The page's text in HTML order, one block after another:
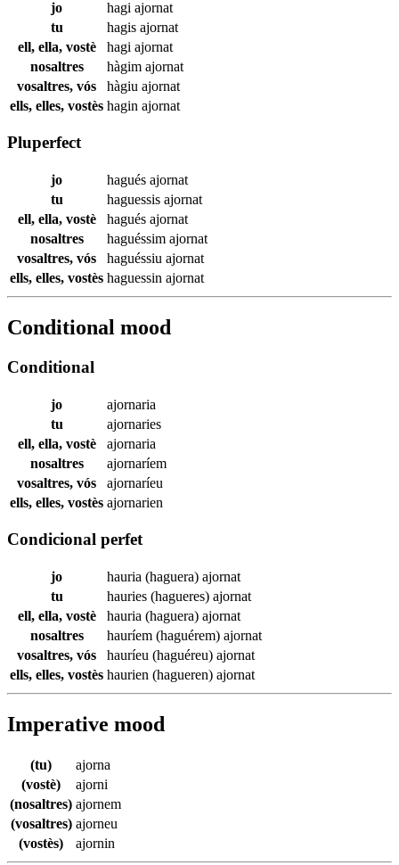
jo hagi ajornat
tu
hagis ajornat
ell, ella, vostè
hagi ajornat
nosaltres
hàgim ajornat
vosaltres, vós
hàgiu ajornat
ells, elles, vostès hagin ajornat
Pluperfect
jo hagués ajornat
tu
haguessis ajornat
ell, ella, vostè
hagués ajornat
nosaltres
haguéssim ajornat
vosaltres, vós
haguéssiu ajornat
ells, elles, vostès haguessin ajornat
Conditional mood
Conditional
jo
ajornaria
tu
ajornaries
ell, ella, vostè
ajornaria
nosaltres
ajornaríem
vosaltres, vós
ajornaríeu
ells, elles, vostès ajornarien
Condicional perfet
jo hauria (haguera) ajornat
tu
hauries (hagueres) ajornat
ell, ella, vostè
hauria (haguera) ajornat
nosaltres
hauríem (haguérem) ajornat
vosaltres, vós
hauríeu (haguéreu) ajornat
ells, elles, vostès haurien (hagueren) ajornat
Imperative mood
(tu)
ajorna
(vostè)
ajorni
(nosaltres) ajornem
(vosaltres) ajorneu
(vostès)
ajornin